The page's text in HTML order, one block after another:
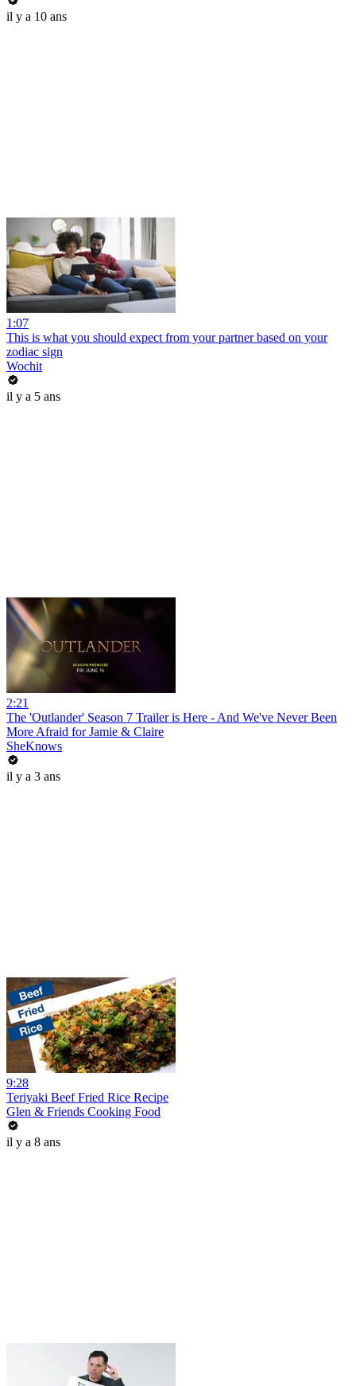
il y a 10 ans
1:07
This is what you should expect from your partner based on your
zodiac sign
Wochit
il y a 5 ans
2:21
The 'Outlander' Season 7 Trailer is Here - And We've Never Been
More Afraid for Jamie & Claire
SheKnows
il y a 3 ans
9:28
Teriyaki Beef Fried Rice Recipe
Glen & Friends Cooking Food
il y a 8 ans